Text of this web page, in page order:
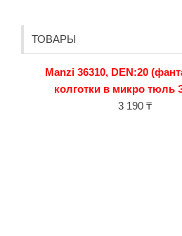
ТОВАРЫ
Manzi 36310, DEN:20
колготки в микро тюль
3 190 ₸